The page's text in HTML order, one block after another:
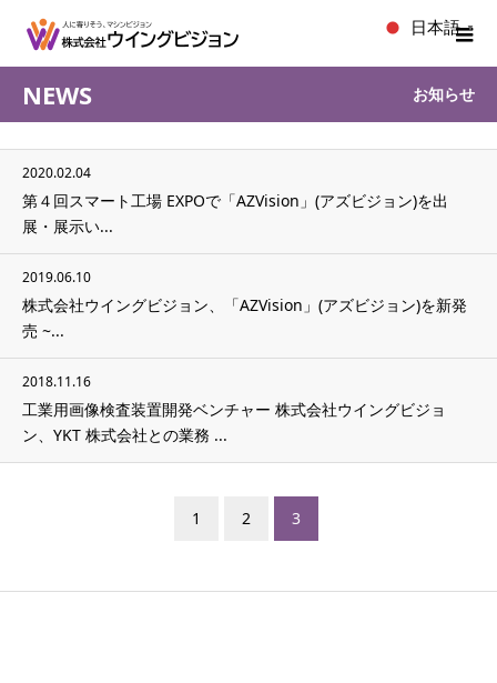
NEWS お知らせ
2020.02.04
第４回スマート工場 EXPOで「AZVision」(アズビジョン)を出
展・展示い...
2019.06.10
株式会社ウイングビジョン、「AZVision」(アズビジョン)を新発
売 ~...
2018.11.16
工業用画像検査装置開発ベンチャー 株式会社ウイングビジョ
ン、YKT 株式会社との業務 ...
1 2 3
日本語 ▼